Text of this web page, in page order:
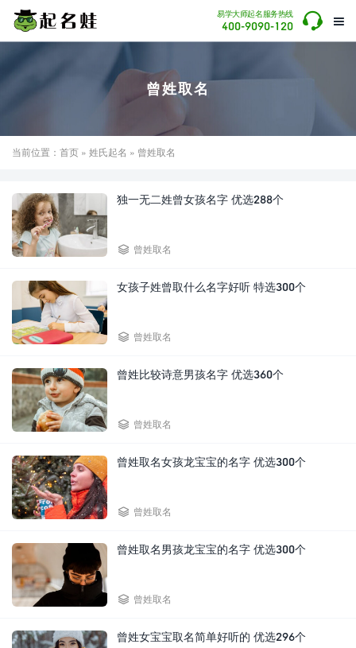

易学大师起名服务热线
400-9090-120 
曾姓取名
当前位置： 首页 » 姓氏起名 » 曾姓取名
独一无二姓曾女孩名字 优选288个
 曾姓取名
女孩子姓曾取什么名字好听 特选300个
 曾姓取名
曾姓比较诗意男孩名字 优选360个
 曾姓取名
曾姓取名女孩龙宝宝的名字 优选300个
 曾姓取名
曾姓取名男孩龙宝宝的名字 优选300个
 曾姓取名
曾姓女宝宝取名简单好听的 优选296个